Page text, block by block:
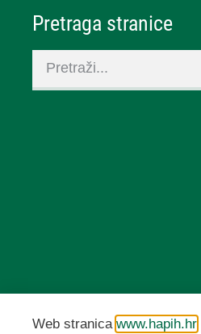
Pretraga stranice
Web stranica www.hapih.hr